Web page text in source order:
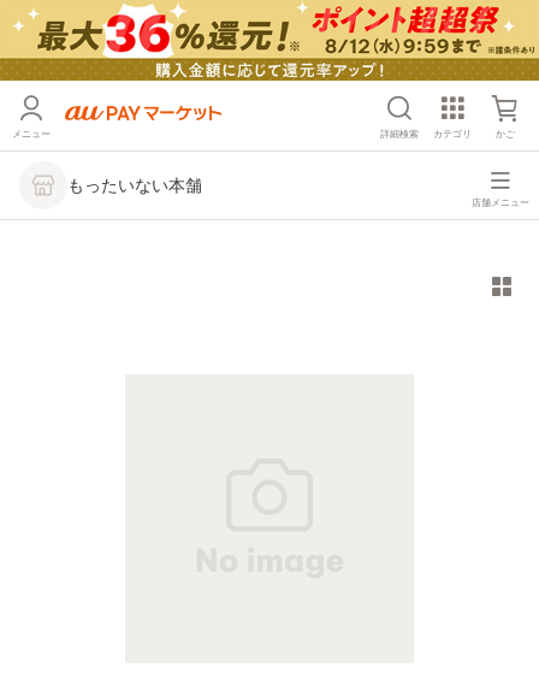
メニュー 詳細検索 カテゴリ かご
もったいない本舗
店舗メニュー